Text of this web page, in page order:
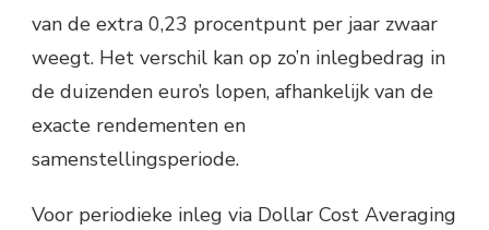
van de extra 0,23 procentpunt per jaar zwaar
weegt. Het verschil kan op zo’n inlegbedrag in
de duizenden euro’s lopen, afhankelijk van de
exacte rendementen en
samenstellingsperiode.
Voor periodieke inleg via Dollar Cost Averaging